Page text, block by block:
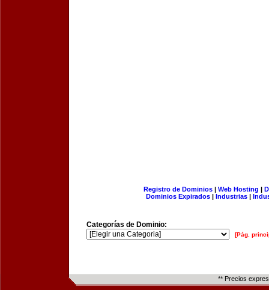
Registro de Dominios| Web Hosting |
Dominios Expirados | Industrias |
Categorías de Dominio:
[Pág.
** Precios